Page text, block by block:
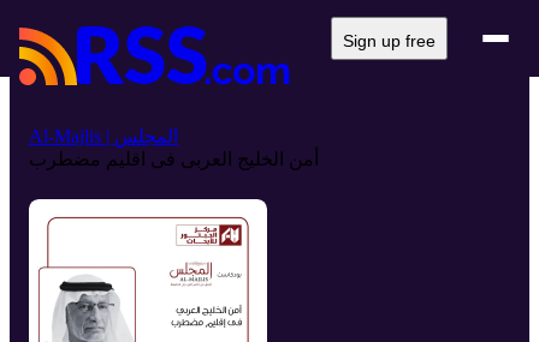
Sign up free
Al-Majlis | المجلس
أمن الخليج العربى فى اقليم مضطرب